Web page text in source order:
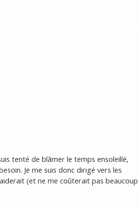
tenté de blâmer le temps ensoleillé,
Je me suis donc dirigé vers les
(et ne me coûterait pas beaucoup